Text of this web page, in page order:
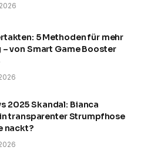
5 Methoden für mehr
– von Smart Game Booster
2025 Skandal: Bianca
transparenter Strumpfhose
nackt?